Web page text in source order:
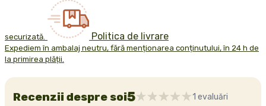
securizată. Politica de livrare
Expediem în ambalaj neutru, fără menționarea conținutului, în 24 h de
la primirea plății.
Recenzii despre soi5 1 evaluări